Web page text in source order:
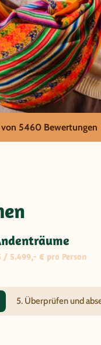
5460 Bewertungen
/ 5.499,- € pro Person
5. Überprüfen und